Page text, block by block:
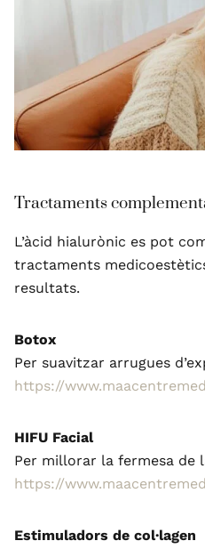
Tractaments
L’àcid hialurònic es pot
tractaments
resultats.
Botox
Per suavitzar arrugues
https://
HIFU Facial
Per millorar la fermesa de
https://
Estimuladors de col·lagen